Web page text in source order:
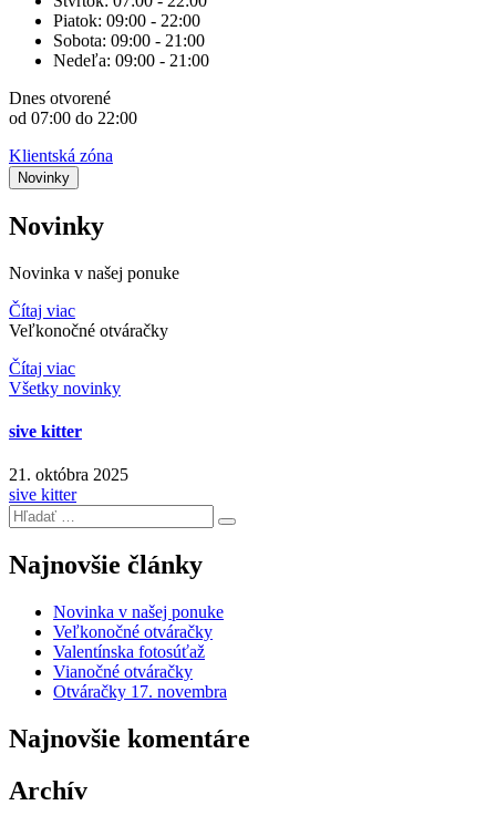
Piatok: 09:00 - 22:00
Sobota: 09:00 - 21:00
Nedeľa: 09:00 - 21:00
Dnes otvorené
od 07:00 do 22:00
Klientská zóna
Novinky
Novinky
Novinka v našej ponuke
Čítaj viac
Veľkonočné otváračky
Čítaj viac
Všetky novinky
sive kitter
21. októbra 2025
Navigácia
v
článku
sive kitter
Hľadať:
Search
Najnovšie články
Novinka v našej ponuke
Veľkonočné otváračky
Valentínska fotosúťaž
Vianočné otváračky
Otváračky 17. novembra
Najnovšie komentáre
Archív